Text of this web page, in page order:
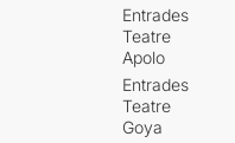
Entrades
Teatre
Apolo
Entrades
Teatre
Goya